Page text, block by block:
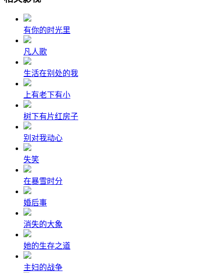
有你的时光里
凡人歌
生活在别处的我
上有老下有小
树下有片红房子
别对我动心
失笑
在暴雪时分
婚后事
消失的大象
她的生存之道
主妇的战争